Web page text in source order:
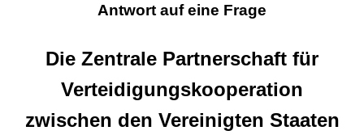
Antwort auf eine Frage
Die Zentrale Partnerschaft für
Verteidigungskooperation
zwischen den Vereinigten Staaten